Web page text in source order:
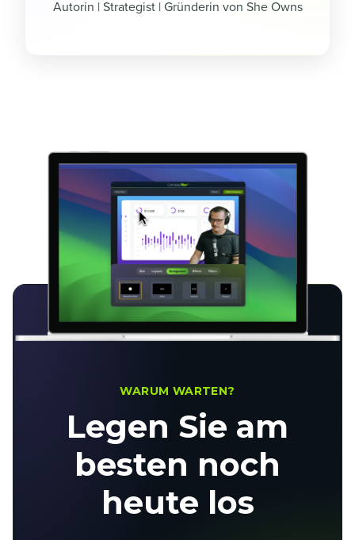
Autorin | Strategist | Gründerin von She Owns
WARUM WARTEN?
Legen Sie am
besten noch
heute los